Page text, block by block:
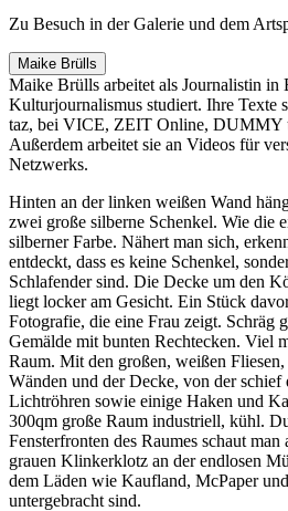
Zu Besuch in der Galerie und dem
Maike Brülls
Maike Brülls arbeitet als Journalistin in
Kulturjournalismus studiert. Ihre Texte
taz, bei VICE, ZEIT Online, DUMMY
Außerdem arbeitet sie an Videos für
Netzwerks.
Hinten an der linken weißen Wand
zwei große silberne Schenkel. Wie die
silberner Farbe. Nähert man sich,
entdeckt, dass es keine Schenkel,
Schlafender sind. Die Decke um den
liegt locker am Gesicht. Ein Stück
Fotografie, die eine Frau zeigt. Schräg
Gemälde mit bunten Rechtecken. Viel
Raum. Mit den großen, weißen
Wänden und der Decke, von der schief
Lichtröhren sowie einige Haken und
300qm große Raum industriell, kühl.
Fensterfronten des Raumes schaut
grauen Klinkerklotz an der endlosen
dem Läden wie Kaufland, McPaper
untergebracht sind.